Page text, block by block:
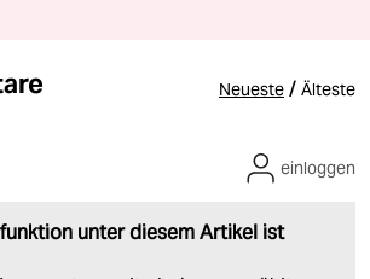
Neueste / Älteste
unter diesem Artikel ist
einloggen